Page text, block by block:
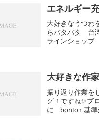
エネルギー
大好きなうつわ
らバタバタ 台
ラインショップ
大好きな作
振り返り作業を
グ！ですね✨ブ
に bonton.基準